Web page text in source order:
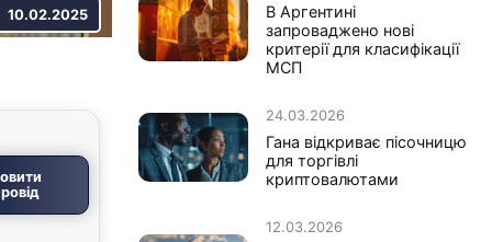
10.02.2025
В Аргентині
запроваджено нові
критерії для класифікації
МСП
24.03.2026
Гана відкриває пісочницю
для торгівлі
криптовалютами
12.03.2026